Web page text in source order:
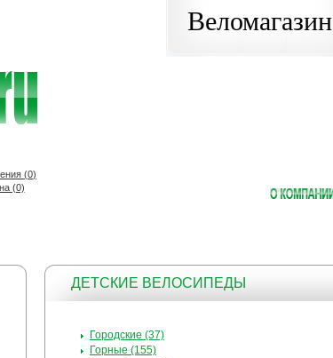
Веломагазин
(0)
(0)
ДЕТСКИЕ ВЕЛОСИПЕДЫ
Городские (37)
Горные (155)